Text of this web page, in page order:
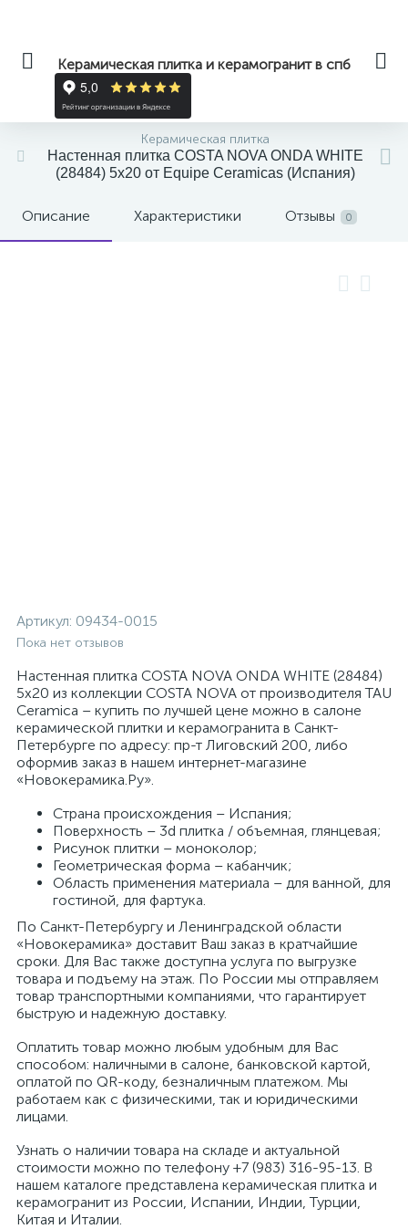
Керамическая плитка и керамогранит в спб
Керамическая плитка
Настенная плитка COSTA NOVA ONDA WHITE
(28484) 5x20 от Equipe Ceramicas (Испания)
Описание Характеристики Отзывы 0
Артикул: 09434-0015
Пока нет отзывов
Настенная плитка COSTA NOVA ONDA WHITE (28484)
5x20 из коллекции COSTA NOVA от производителя TAU
Ceramica – купить по лучшей цене можно в салоне
керамической плитки и керамогранита в Санкт-
Петербурге по адресу: пр-т Лиговский 200, либо
оформив заказ в нашем интернет-магазине
«Новокерамика.Ру».
Страна происхождения – Испания;
Поверхность – 3d плитка / объемная, глянцевая;
Рисунок плитки – моноколор;
Геометрическая форма – кабанчик;
Область применения материала – для ванной, для
гостиной, для фартука.
По Санкт-Петербургу и Ленинградской области
«Новокерамика» доставит Ваш заказ в кратчайшие
сроки. Для Вас также доступна услуга по выгрузке
товара и подъему на этаж. По России мы отправляем
товар транспортными компаниями, что гарантирует
быструю и надежную доставку.
Оплатить товар можно любым удобным для Вас
способом: наличными в салоне, банковской картой,
оплатой по QR-коду, безналичным платежом. Мы
работаем как с физическими, так и юридическими
лицами.
Узнать о наличии товара на складе и актуальной
стоимости можно по телефону +7 (983) 316-95-13. В
нашем каталоге представлена керамическая плитка и
керамогранит из России, Испании, Индии, Турции,
Китая и Италии.